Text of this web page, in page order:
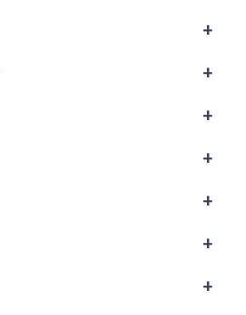
+
+
+
+
+
+
+